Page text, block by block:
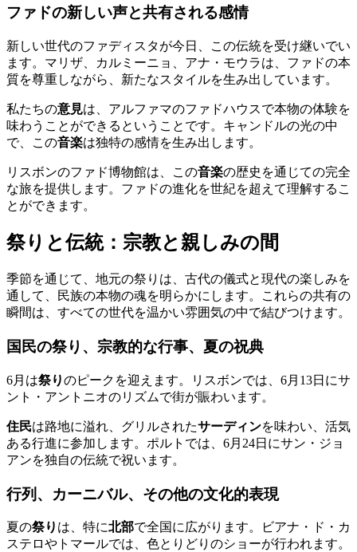
ファドの新しい声と共有される感情
新しい世代のファディスタが今日、この伝統を受け継いでい
ます。マリザ、カルミーニョ、アナ・モウラは、ファドの本
質を尊重しながら、新たなスタイルを生み出しています。
私たちの意見は、アルファマのファドハウスで本物の体験を
味わうことができるということです。キャンドルの光の中
で、この音楽は独特の感情を生み出します。
リスボンのファド博物館は、この音楽の歴史を通じての完全
な旅を提供します。ファドの進化を世紀を超えて理解するこ
とができます。
祭りと伝統：宗教と親しみの間
季節を通じて、地元の祭りは、古代の儀式と現代の楽しみを
通して、民族の本物の魂を明らかにします。これらの共有の
瞬間は、すべての世代を温かい雰囲気の中で結びつけます。
国民の祭り、宗教的な行事、夏の祝典
6月は祭りのピークを迎えます。リスボンでは、6月13日にサ
ント・アントニオのリズムで街が賑わいます。
住民は路地に溢れ、グリルされたサーディンを味わい、活気
ある行進に参加します。ポルトでは、6月24日にサン・ジョ
アンを独自の伝統で祝います。
行列、カーニバル、その他の文化的表現
夏の祭り は、特に北部で全国に広がります。ビアナ・ド・カ
ステロやトマールでは、色とりどりのショーが行われます。